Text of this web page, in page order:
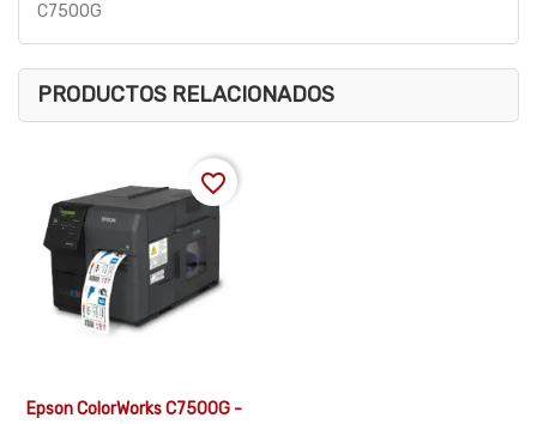
C7500G
PRODUCTOS RELACIONADOS
Vista rápida
Epson ColorWorks C7500G -
favorite_border